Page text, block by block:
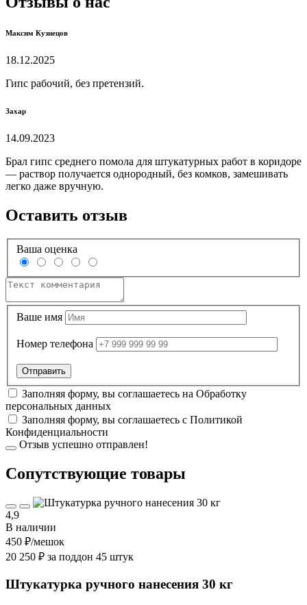
Максим Кузнецов
18.12.2025
Гипс рабочий, без претензий.
Захар
14.09.2023
Брал гипс среднего помола для штукатурных работ в коридоре
— раствор получается однородный, без комков, замешивать
легко даже вручную.
Оставить отзыв
Ваша оценка
Ваше имя
Номер телефона
Заполняя форму, вы соглашаетесь на Обработку
персональных данных
Заполняя форму, вы соглашаетесь с Политикой
Конфиденциальности
Отзыв успешно отправлен!
Cопутствующие товары
4,9
В наличии
450 ₽/мешок
20 250 ₽ за поддон 45 штук
Штукатурка ручного нанесения 30 кг